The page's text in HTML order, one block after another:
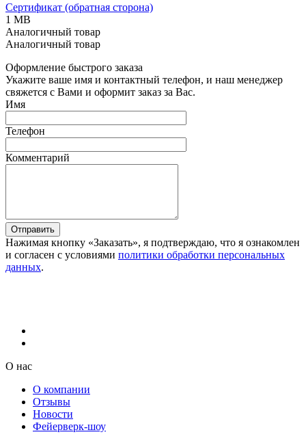
Сертификат (обратная сторона)
1 MB
Аналогичный товар
Аналогичный товар
Оформление быстрого заказа
Укажите ваше имя и контактный телефон, и наш менеджер
свяжется с Вами и оформит заказ за Вас.
Имя
Телефон
Комментарий
Отправить
Нажимая кнопку «Заказать», я подтверждаю, что я ознакомлен
и согласен с условиями политики обработки персональных
данных.
О нас
О компании
Отзывы
Новости
Фейерверк-шоу